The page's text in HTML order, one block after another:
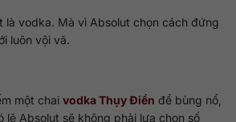
là vodka. Mà vì Absolut chọn cách đứng
luôn vội vã.
một chai vodka Thụy Điển để bùng nổ,
lẽ Absolut sẽ không phải lựa chọn số